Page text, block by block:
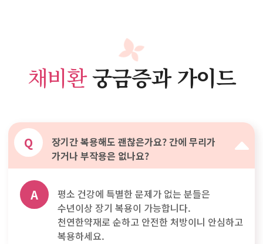
채비환궁금증과 가이드
Q
장기간 복용해도 괜찮은가요? 간에 무리가
가거나 부작용은 없나요?
A
평소 건강에 특별한 문제가 없는 분들은
수년이상 장기 복용이 가능합니다.
천연한약재로 순하고 안전한 처방이니 안심하고
복용하세요.